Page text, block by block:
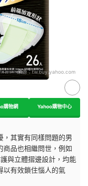
來源：tw.buy.yahoo.com
購物網 Yahoo購物中心
，其實有同樣問題的男
商品也相繼問世，例如
與立體摺邊設計，均能
以有效鎖住惱人的氣